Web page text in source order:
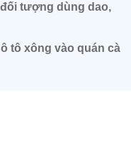
tượng dùng dao,
tô xông vào quán cà